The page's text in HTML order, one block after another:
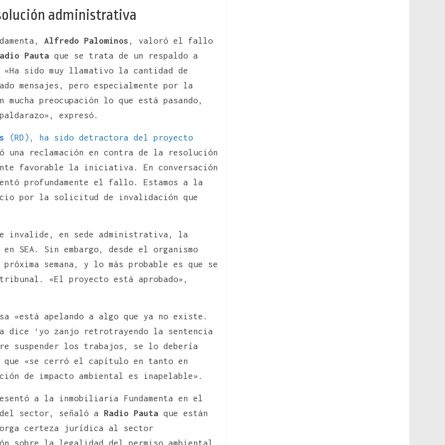
administrativa
Alfredo Palominos , valoró el fallo
Pauta que se trata de un respaldo a
sido muy llamativo la cantidad de
mensajes, pero especialmente por la
preocupación lo que está pasando,
expresó.
(RD), ha sido detractora del proyecto
una reclamación en contra de la resolución
favorable la iniciativa. En conversación
profundamente el fallo. Estamos a la
por la solicitud de invalidación que
invalide, en sede administrativa, la
SEA. Sin embargo, desde el organismo
semana, y lo más probable es que se
«El proyecto está aprobado»,
«está apelando a algo que ya no existe.
dice ‘yo zanjo retrotrayendo la sentencia
suspender los trabajos, se lo debería
que «se cerró el capítulo en tanto en
de impacto ambiental es inapelable».
a la inmobiliaria Fundamenta en el
sector, señaló a Radio Pauta que están
certeza jurídica al sector
sobre la legalidad del permiso ambiental